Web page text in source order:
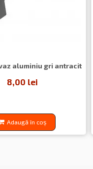
aluminiu gri antracit
8,00 lei
Adaugă în coș